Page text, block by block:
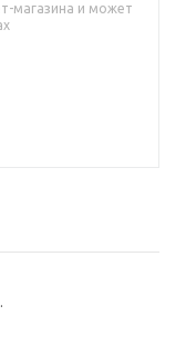
магазина и может